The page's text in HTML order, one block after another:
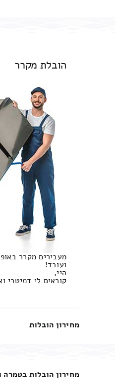
הובלת מקרר
מעבירים מקרר
ועובד!
היי,
קוראים לי דמיטרי
מחירון הובלות
מחירון הובלות בטמרה